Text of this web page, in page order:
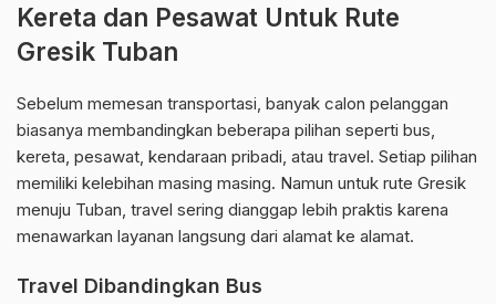
Kereta dan Pesawat Untuk Rute
Gresik Tuban
Sebelum memesan transportasi, banyak calon pelanggan
biasanya membandingkan beberapa pilihan seperti bus,
kereta, pesawat, kendaraan pribadi, atau travel. Setiap pilihan
memiliki kelebihan masing masing. Namun untuk rute Gresik
menuju Tuban, travel sering dianggap lebih praktis karena
menawarkan layanan langsung dari alamat ke alamat.
Travel Dibandingkan Bus